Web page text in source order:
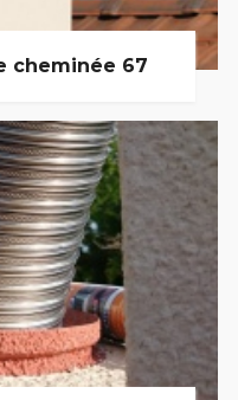
cheminée 67